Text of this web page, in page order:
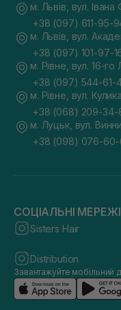
м. Львів, вул.
+38 (097) 611-95-
м. Львів, вул.
+38 (097) 101-97-
м. Рівне, вул. 16-го
+38 (097) 544-61-
м. Рівне, вул.
+38 (068) 209-34-
м. Луцьк, вул.
+38 (098) 076-60-
СОЦІАЛЬНІ МЕРЕЖІ
Sisters Hair
Distribution
Завантажуйте мобільний